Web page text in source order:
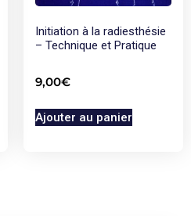
Initiation à la radiesthésie
– Technique et Pratique
9,00€
Ajouter au panier